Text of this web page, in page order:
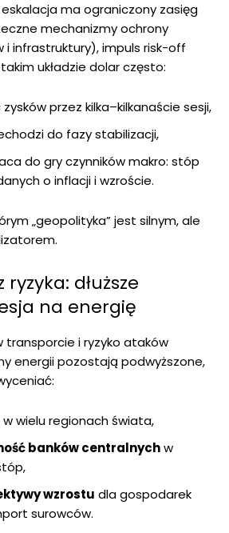
eskalacja ma ograniczony zasięg
mechanizmy ochrony
i infrastruktury), impuls risk-off
układzie dolar często:
przez kilka–kilkanaście sesji,
do fazy stabilizacji,
do gry czynników makro: stóp
o inflacji i wzroście.
„geopolityka” jest silnym, ale
dłuższe
na energię
transporcie i ryzyko ataków
energii pozostają podwyższone,
w wielu regionach świata,
banków centralnychw
wzrostu dla gospodarek
surowców.